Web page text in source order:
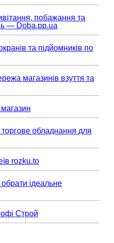
побажання та
— Doba.pp.ua
та підйомників по
магазинів взуття та
обладнання для
rozku.to
ідеальне
Строй